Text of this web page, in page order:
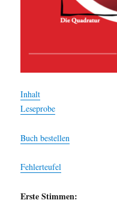
Inhalt
Leseprobe
Buch bestellen
Fehlerteufel
Erste Stimmen: